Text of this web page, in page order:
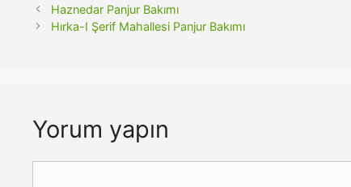
Haznedar Panjur Bakımı
Hırka-I Şerif Mahallesi Panjur Bakımı
Yorum yapın